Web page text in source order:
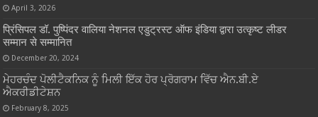
April 3, 2026
प्रिंसिपल डॉ. पुष्पिंदर वालिया नेशनल एडुट्रस्ट ऑफ इंडिया द्वारा उत्कृष्ट लीडर
सम्मान से सम्मानित
December 20, 2024
ਮੇਹਰਚੰਦ ਪੋਲੀਟੈਕਨਿਕ ਨੂੰ ਮਿਲੀ ਇੱਕ ਹੋਰ ਪ੍ਰੋਗਰਾਮ ਵਿੱਚ ਐਨ.ਬੀ.ਏ
ਐਕਰੀਡੀਟੇਸ਼ਨ
February 8, 2025